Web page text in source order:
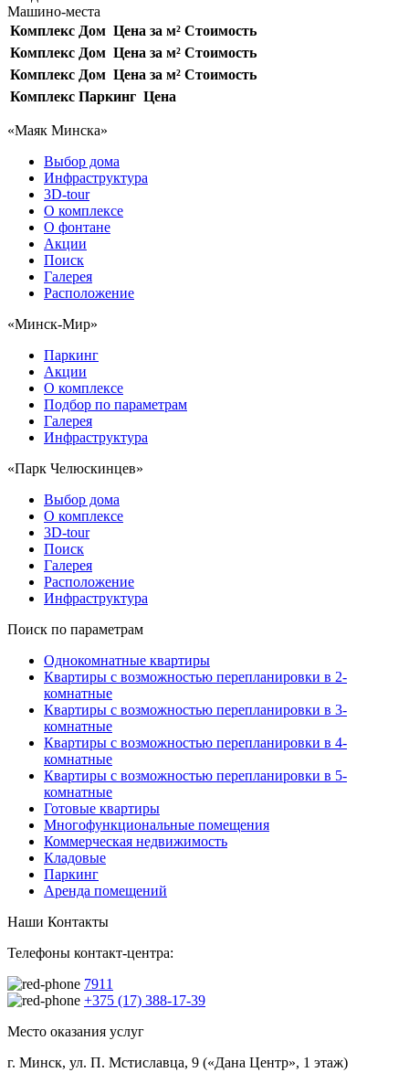
Машино-места
Комплекс Дом Цена за м² Стоимость
Комплекс Дом Цена за м² Стоимость
Комплекс Дом Цена за м² Стоимость
Комплекс Паркинг Цена
«Маяк Минска»
Выбор дома
Инфраструктура
3D-tour
О комплексе
О фонтане
Акции
Поиск
Галерея
Расположение
«Минск-Мир»
Паркинг
Акции
О комплексе
Подбор по параметрам
Галерея
Инфраструктура
«Парк Челюскинцев»
Выбор дома
О комплексе
3D-tour
Поиск
Галерея
Расположение
Инфраструктура
Поиск по параметрам
Однокомнатные квартиры
Квартиры с возможностью перепланировки в 2-
комнатные
Квартиры с возможностью перепланировки в 3-
комнатные
Квартиры с возможностью перепланировки в 4-
комнатные
Квартиры с возможностью перепланировки в 5-
комнатные
Готовые квартиры
Многофункциональные помещения
Коммерческая недвижимость
Кладовые
Паркинг
Аренда помещений
Наши Контакты
Телефоны контакт-центра:
7911
+375 (17) 388-17-39
Место оказания услуг
г. Минск, ул. П. Мстиславца, 9 («Дана Центр», 1 этаж)